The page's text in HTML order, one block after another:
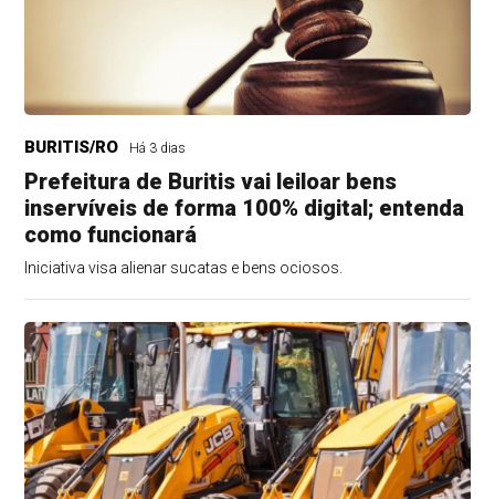
BURITIS/RO Há 3 dias
Prefeitura de Buritis vai leiloar bens
inservíveis de forma 100% digital; entenda
como funcionará
Iniciativa visa alienar sucatas e bens ociosos.